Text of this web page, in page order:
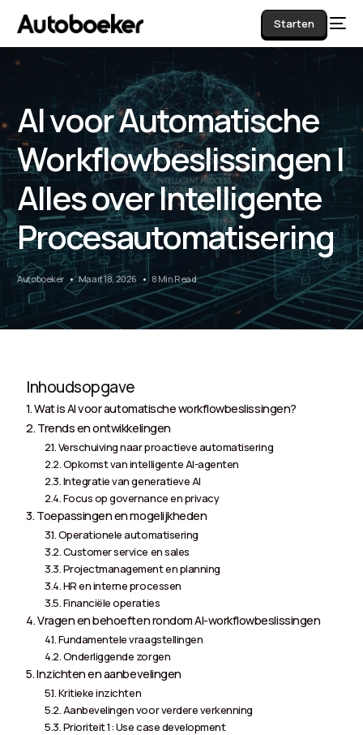
Starten
AI voor Automatische
Workflowbeslissingen |
Alles over Intelligente
Procesautomatisering
Autoboeker Maart 18, 2026 8 Min Read
Inhoudsopgave
Wat is AI voor automatische workflowbeslissingen?
Trends en ontwikkelingen
Verschuiving naar proactieve automatisering
Opkomst van intelligente AI-agenten
Integratie van generatieve AI
Focus op governance en privacy
Toepassingen en mogelijkheden
Operationele automatisering
Customer service en sales
Projectmanagement en planning
HR en interne processen
Financiële operaties
Vragen en behoeften rondom AI-workflowbeslissingen
Fundamentele vraagstellingen
Onderliggende zorgen
Inzichten en aanbevelingen
Kritieke inzichten
Aanbevelingen voor verdere verkenning
Prioriteit 1: Use case development
AI